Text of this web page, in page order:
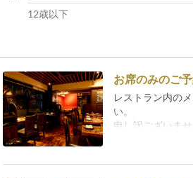
12歳以下
お席のみのご
レストラン内の
い。
申し訳ございま